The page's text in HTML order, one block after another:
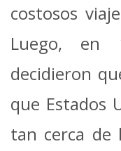
costosos
Luego, en
decidieron
que Estados
tan cerca de